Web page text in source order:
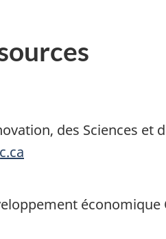
des Sciences et
économique